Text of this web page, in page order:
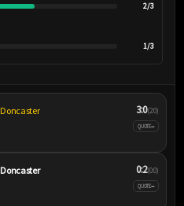
2/3
1/3
Doncaster 3:0(2:0)
QUOTE–
Doncaster 0:2(0:0)
QUOTE–